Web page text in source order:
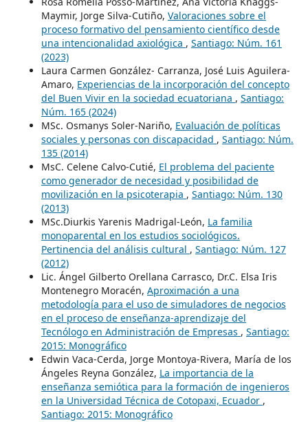
Maymir, Jorge Silva-Cutiño, Valoraciones sobre el
proceso formativo del pensamiento científico desde
una intencionalidad axiológica , Santiago: Núm. 161
(2023)
Laura Carmen González- Carranza, José Luis Aguilera-
Amaro, Experiencias de la incorporación del concepto
del Buen Vivir en la sociedad ecuatoriana , Santiago:
Núm. 165 (2024)
MSc. Osmanys Soler-Nariño, Evaluación de políticas
sociales y personas con discapacidad , Santiago: Núm.
135 (2014)
MsC. Celene Calvo-Cutié, El problema del paciente
como generador de necesidad y posibilidad de
movilización en la psicoterapia , Santiago: Núm. 130
(2013)
MSc.Diurkis Yarenis Madrigal-León, La familia
monoparental en los estudios sociológicos.
Pertinencia del análisis cultural , Santiago: Núm. 127
(2012)
Lic. Ángel Gilberto Orellana Carrasco, Dr.C. Elsa Iris
Montenegro Moracén, Aproximación a una
metodología para el uso de simuladores de negocios
en el proceso de enseñanza-aprendizaje del
Tecnólogo en Administración de Empresas , Santiago:
2015: Monográfico
Edwin Vaca-Cerda, Jorge Montoya-Rivera, María de los
Ángeles Reyna González, La importancia de la
enseñanza semiótica para la formación de ingenieros
en la Universidad Técnica de Cotopaxi, Ecuador ,
Santiago: 2015: Monográfico